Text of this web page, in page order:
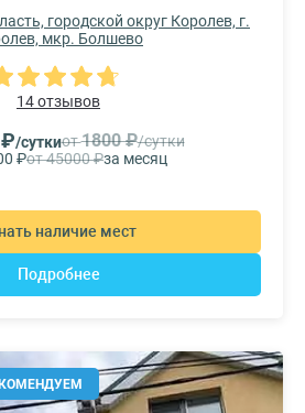
городской округ Королев, г.
мкр. Болшево
14 отзывов
/суткиот1800 ₽/сутки
₽от 45000 ₽за месяц
наличие мест
Подробнее